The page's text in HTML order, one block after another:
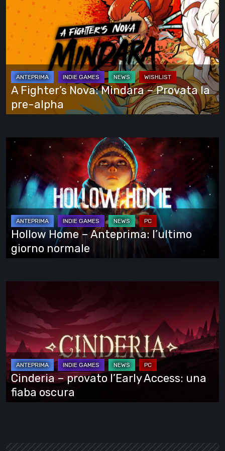
vede
tutto
Fighter’s
Nova:
Mindara
Provata
la
alpha
A Fighter’s Nova: Mindara – Provata la
pre-alpha
Hollow
Home
Anteprima:
l’ultimo
giorno
normale
Hollow Home – Anteprima: l’ultimo
giorno normale
provato
l’Early
Access:
una
fiaba
oscura
Cinderia – provato l’Early Access: una
fiaba oscura